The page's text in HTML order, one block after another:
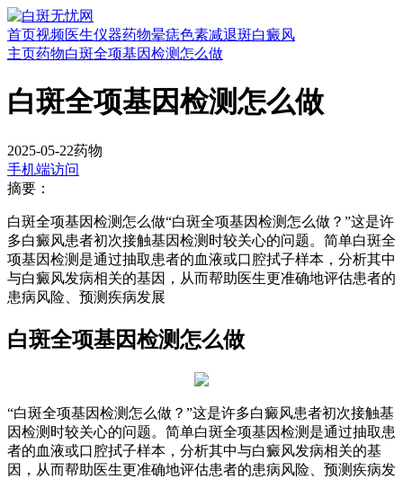
首页视频医生仪器药物晕痣色素减退斑白癜风
主页药物白斑全项基因检测怎么做
白斑全项基因检测怎么做
2025-05-22药物
手机端访问
摘要：
白斑全项基因检测怎么做“白斑全项基因检测怎么做？”这是许
多白癜风患者初次接触基因检测时较关心的问题。简单白斑全
项基因检测是通过抽取患者的血液或口腔拭子样本，分析其中
与白癜风发病相关的基因，从而帮助医生更准确地评估患者的
患病风险、预测疾病发展
白斑全项基因检测怎么做
“白斑全项基因检测怎么做？”这是许多白癜风患者初次接触基
因检测时较关心的问题。简单白斑全项基因检测是通过抽取患
者的血液或口腔拭子样本，分析其中与白癜风发病相关的基
因，从而帮助医生更准确地评估患者的患病风险、预测疾病发